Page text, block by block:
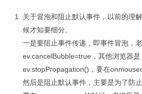
关于冒泡和阻止默认事件，以前的理
候才知要细分。
一是要阻止事件传递，即事件冒泡，
ev.cancelBubble=true，其他浏览器是
ev.stopPropagation()，要在
然后是阻止默认事件，主要是为了防